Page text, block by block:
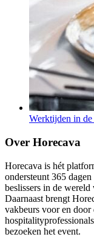
Werktijden in
Over Horecava
Horecava is hét
ondersteunt 365
beslissers in de
Daarnaast brengt
vakbeurs voor en
bezoeken het event.